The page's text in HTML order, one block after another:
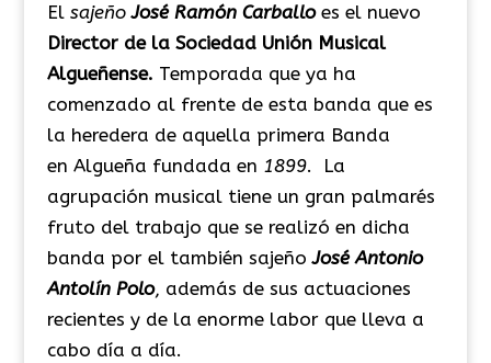
El sajeño José Ramón Carballo es el nuevo
Director de la Sociedad Unión Musical
Algueñense. Temporada que ya ha
comenzado al frente de esta banda que es
la heredera de aquella primera Banda
en Algueña fundada en 1899. La
agrupación musical tiene un gran palmarés
fruto del trabajo que se realizó en dicha
banda por el también sajeño José Antonio
Antolín Polo, además de sus actuaciones
recientes y de la enorme labor que lleva a
cabo día a día.